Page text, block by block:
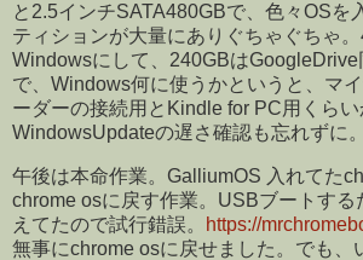
と2.5インチSATA480GBで、色々OSを
ティションが大量にありぐちゃぐちゃ
Windowsにして、240GBはGoogleDrive
で、Windows何に使うかというと、マ
ーダーの接続用とKindle for PC用くらい
WindowsUpdateの遅さ確認も忘れずに。
午後は本命作業。GalliumOS 入れてた
chrome osに戻す作業。USBブートする
えてたので試行錯誤。
https://
無事にchrome osに戻せました。でも、